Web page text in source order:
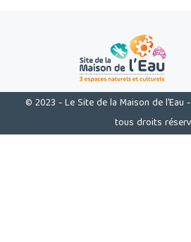
© 2023 - Le Site de la Maison de l'Eau
tous droits